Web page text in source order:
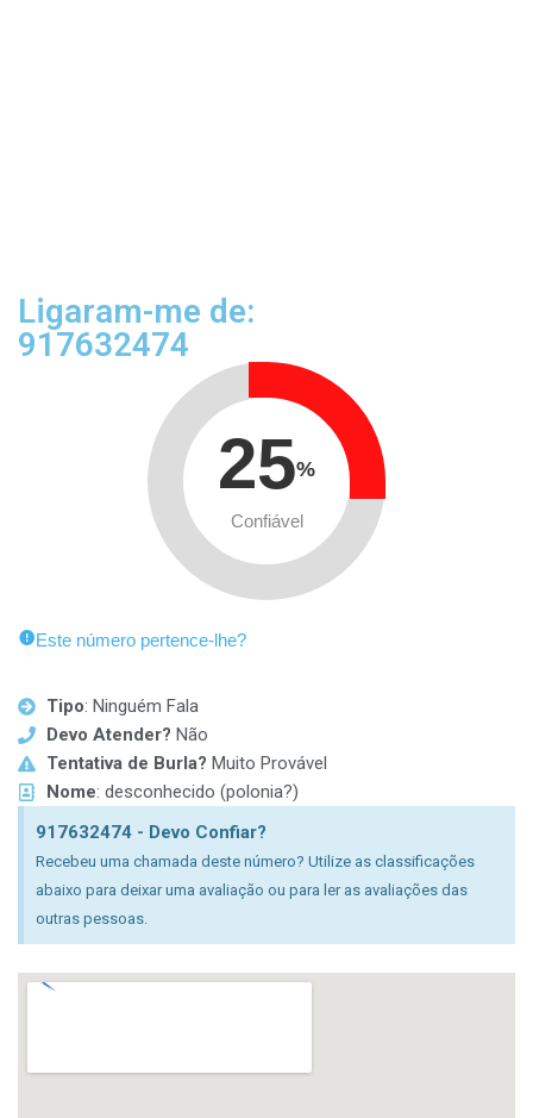
Ligaram-me de:
917632474
25%
Confiável
Este número pertence-lhe?
Tipo: Ninguém Fala
Devo Atender? Não
Tentativa de Burla? Muito Provável
Nome: desconhecido (polonia?)
917632474 - Devo Confiar?
Recebeu uma chamada deste número? Utilize as classificações
abaixo para deixar uma avaliação ou para ler as avaliações das
outras pessoas.